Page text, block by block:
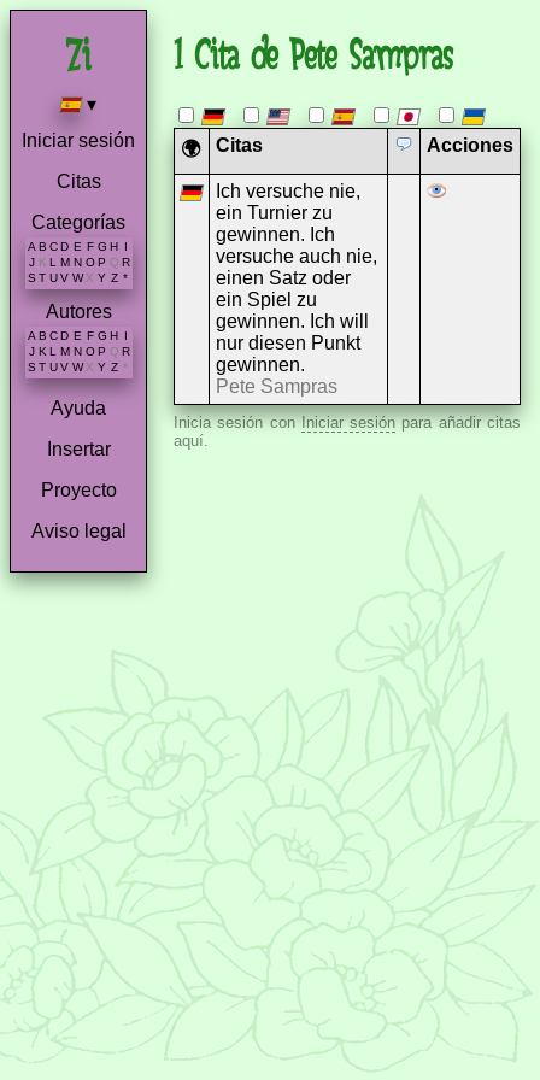
▾
Iniciar sesión
Citas
Categorías
A B C D E F G H I
J K L M N O P Q R
S T U V W X Y Z *
Autores
A B C D E F G H
J K L M N O P Q R
S T U V W X Y Z *
Ayuda
Insertar
Proyecto
Aviso legal
1 Cita de Pete Sampras
🌍 Citas Acciones
Ich versuche nie,
ein Turnier zu
gewinnen. Ich
versuche auch nie,
einen Satz oder
ein Spiel zu
gewinnen. Ich will
nur diesen Punkt
gewinnen.
Pete Sampras
Inicia sesión conIniciar sesiónpara añadir citas
aquí.